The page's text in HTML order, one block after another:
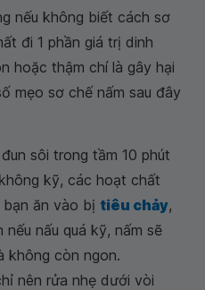
nếu không biết cách sơ
đi 1 phần giá trị dinh
hoặc thậm chí là gây hại
mẹo sơ chế nấm sau đây
sôi trong tầm 10 phút
kỹ, các hoạt chất
ăn vào bị tiêu chảy,
nấu quá kỹ, nấm sẽ
không còn ngon.
nên rửa nhẹ dưới vòi